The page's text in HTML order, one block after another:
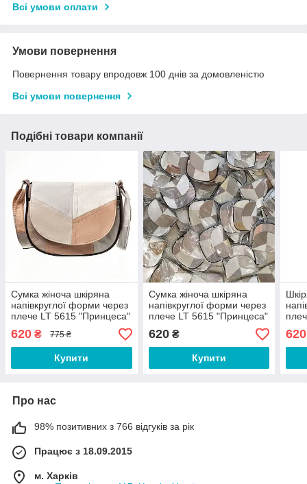
Всі умови оплати
Умови повернення
Повернення товару впродовж 100 днів за домовленістю
Всі умови повернення
Подібні товари компанії
Сумка жіноча шкіряна
напівкруглої форми через
плече LT 5615 "Принцеса"
літній мікс
620 ₴ 775 ₴
Купити
Сумка жіноча шкіряна
напівкруглої форми через
плече LT 5615 "Принцеса"
літній мікс (fb)
620₴
Купити
620
Про нас
98% позитивних з 766 відгуків за рік
Працює з 18.09.2015
м. Харків